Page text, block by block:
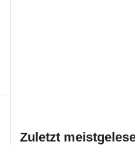
Zuletzt